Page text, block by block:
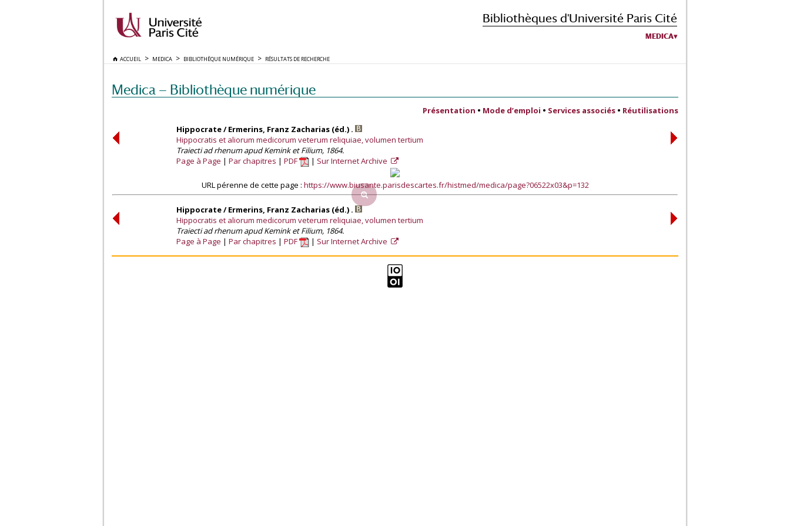
Bibliothèques d'Université Paris Cité
MEDICA
ACCUEIL MEDICA BIBLIOTHÈQUE NUMÉRIQUE RÉSULTATS DE RECHERCHE
Medica — Bibliothèque numérique
Présentation • Mode d’emploi • Services associés • Réutilisations
Hippocrate / Ermerins, Franz Zacharias (éd.) .
Hippocratis et aliorum medicorum veterum reliquiae, volumen tertium
Traiecti ad rhenum apud Kemink et Filium, 1864.
Page à Page
Par chapitres PDF Sur Internet Archive
URL pérenne de cette page : https://www.biusante.parisdescartes.fr/histmed/medica/page?06522x03&p=132
Hippocrate / Ermerins, Franz Zacharias (éd.) .
Hippocratis et aliorum medicorum veterum reliquiae, volumen tertium
Traiecti ad rhenum apud Kemink et Filium, 1864.
Page à Page
Par chapitres PDF Sur Internet Archive